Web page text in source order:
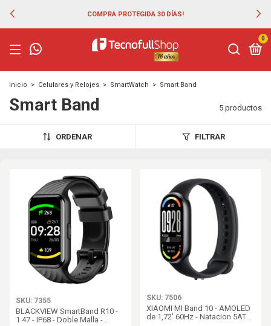
COMPRA PROTEGIDA 30 DÍAS!
0
Inicio > Celulares y Relojes > SmartWatch > Smart Band
Smart Band 5 productos
ORDENAR FILTRAR
SKU: 7355
BLACKVIEW SmartBand R10 -
1.47 - IP68 - Doble Malla -
SKU: 7506
XIAOMI MI Band 10 - AMOLED
de 1,72' 60Hz - Natacion 5ATM